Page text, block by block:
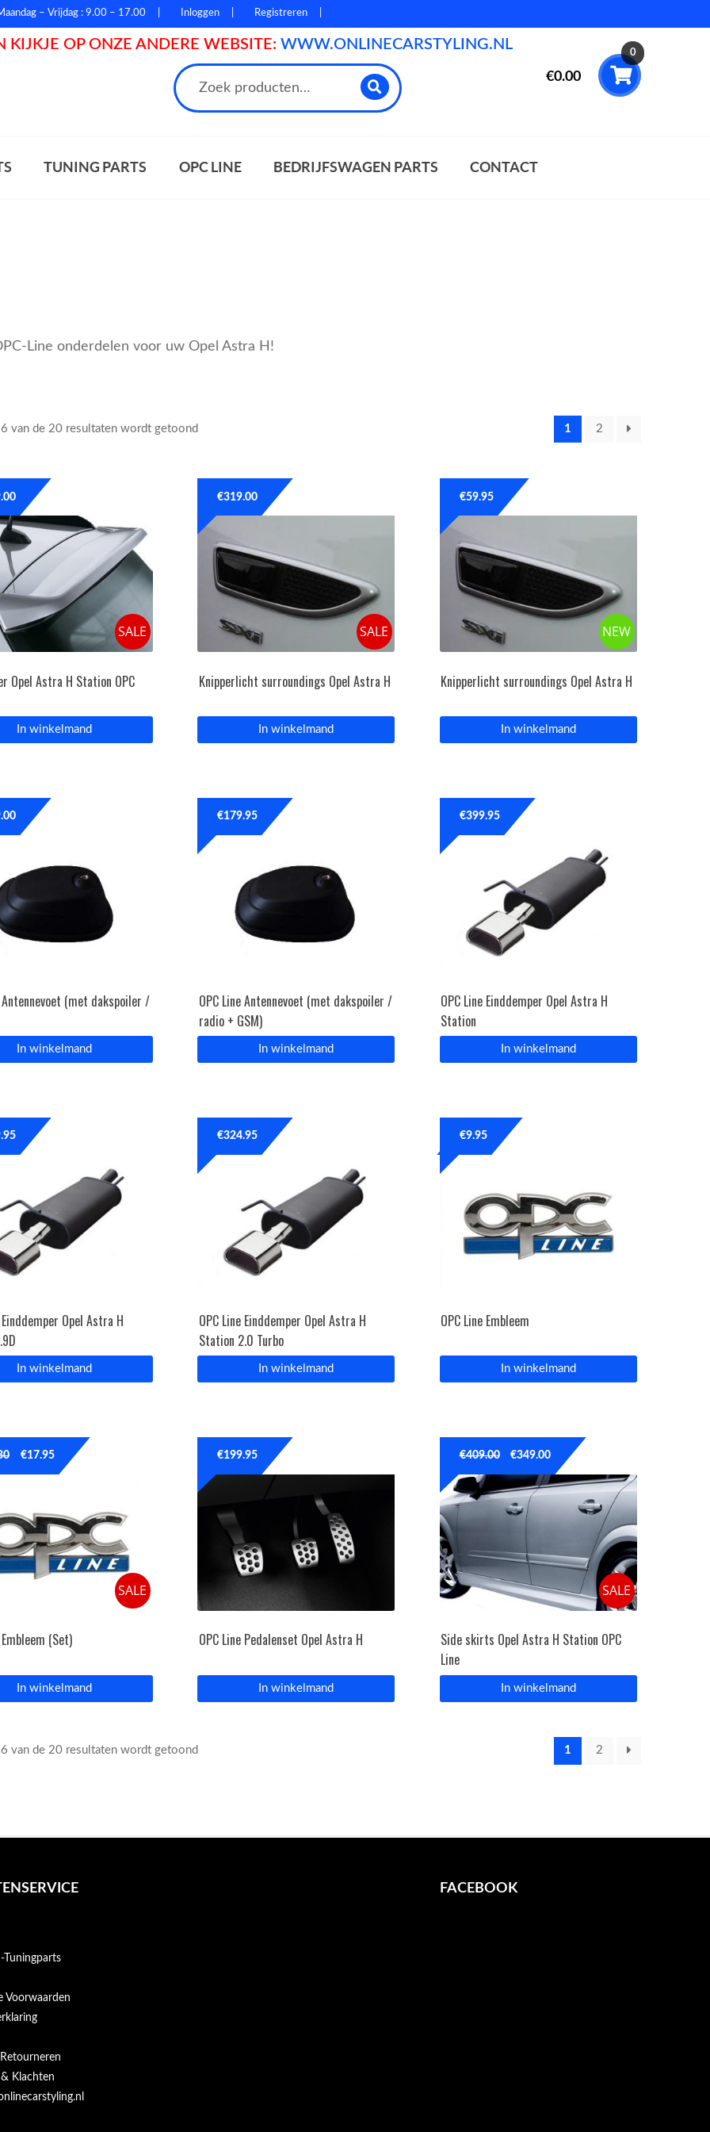
– Vrijdag : 9.00 – 17.00 Inloggen Registreren
KIJKJE OP ONZE ANDERE WEBSITE: WWW.ONLINECARSTYLING.NL
€0.00
0
TUNING PARTS OPC LINE BEDRIJFSWAGEN PARTS CONTACT
Line onderdelen voor uw Opel Astra H!
van de 20 resultaten wordt getoond 1 2
SALE
Opel Astra H Station OPC
In winkelmand
SALE
Knipperlicht surroundings Opel Astra H
€319.00
In winkelmand
NEW
Knipperlicht surroundings Opel Astra H
€59.95
In winkelmand
Antennevoet (met dakspoiler /
In winkelmand
OPC Line Antennevoet (met dakspoiler /
radio + GSM)
€179.95
In winkelmand
OPC Line Einddemper Opel Astra H
Station
€399.95
In winkelmand
Einddemper Opel Astra H
In winkelmand
OPC Line Einddemper Opel Astra H
Station 2.0 Turbo
€324.95
In winkelmand
OPC Line Embleem
€9.95
In winkelmand
SALE
(Set)
€17.95
In winkelmand
OPC Line Pedalenset Opel Astra H
€199.95
In winkelmand
SALE
Side skirts Opel Astra H Station OPC
Line
€409.00 €349.00
In winkelmand
van de 20 resultaten wordt getoond 1 2
Tuningparts
Voorwaarden
Klachten
FACEBOOK